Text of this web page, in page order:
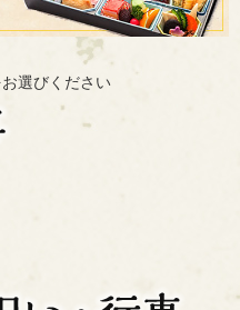
選びください